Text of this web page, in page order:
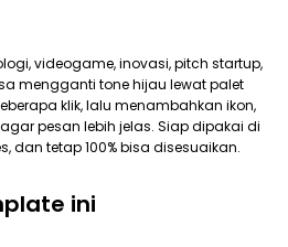
videogame, inovasi, pitch startup,
mengganti tone hijau lewat palet
klik, lalu menambahkan ikon,
pesan lebih jelas. Siap dipakai di
dan tetap 100% bisa disesuaikan.
ini